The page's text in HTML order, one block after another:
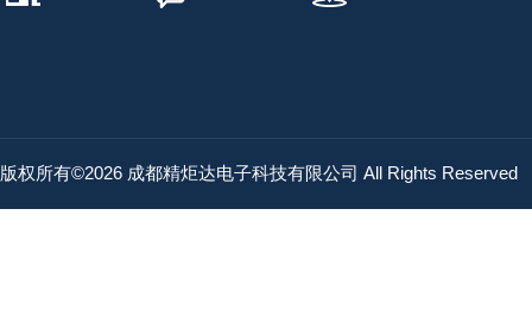
版权所有©2026 成都精炬达电子科技有限公司 All Rights Reserved